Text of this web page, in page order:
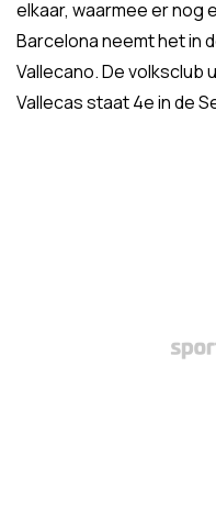
elkaar, waarmee er nog
Barcelona neemt het in
Vallecano. De volksclub
Vallecas staat 4e in de